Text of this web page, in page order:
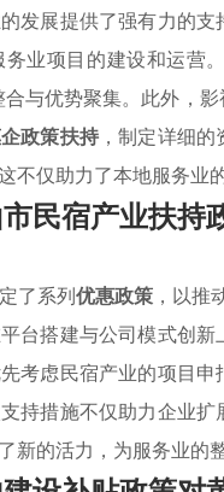
发展提供了强有力的
业项目的建设和运营
与优势聚集。此外，
政策扶持，制定详细的
不仅助力了本地服务业
民宿产业扶持
了系列优惠政策，以推
台搭建与公司模式创
考虑民宿产业的项目
持措施不仅助力企业
新的活力，为服务业的